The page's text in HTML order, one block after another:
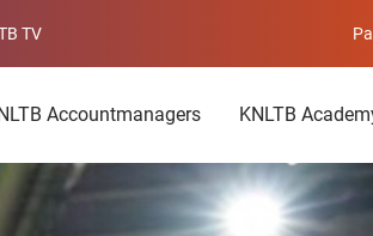
TV
Accountmanagers KNLTB